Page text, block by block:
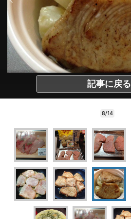
記事に戻る
8/14